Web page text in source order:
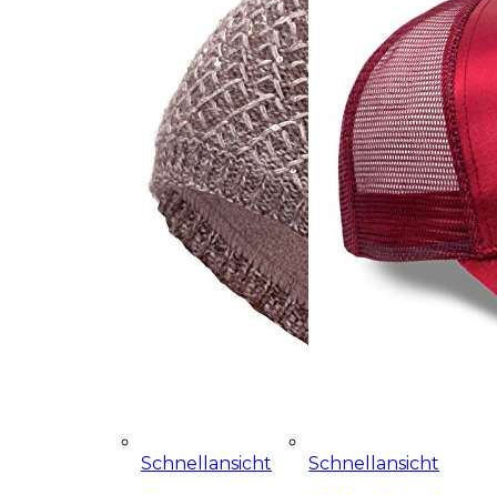
Schnellansicht Schnellansicht